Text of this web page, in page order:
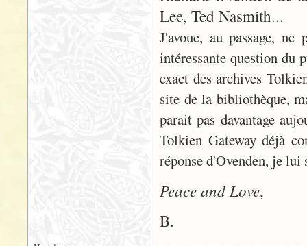
Lee, Ted Nasmith...
J'avoue, au passage,
intéressante question du
exact des archives
site de la bibliothèque,
parait pas davantage
Tolkien Gateway déjà
réponse d'Ovenden, je
Peace and Love,
B.